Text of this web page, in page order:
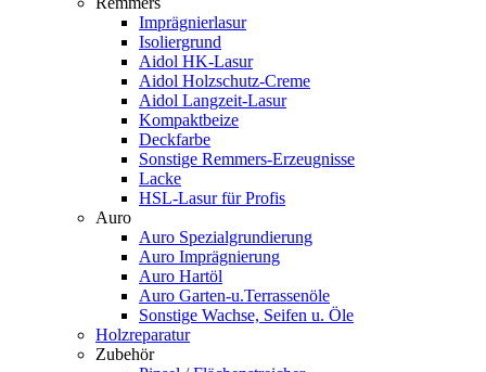
Imprägnierlasur
Isoliergrund
Aidol HK-Lasur
Aidol Holzschutz-Creme
Aidol Langzeit-Lasur
Kompaktbeize
Deckfarbe
Sonstige Remmers-Erzeugnisse
Lacke
HSL-Lasur für Profis
Auro
Auro Spezialgrundierung
Auro Imprägnierung
Auro Hartöl
Auro Garten-u.Terrassenöle
Sonstige Wachse, Seifen u. Öle
Holzreparatur
Zubehör